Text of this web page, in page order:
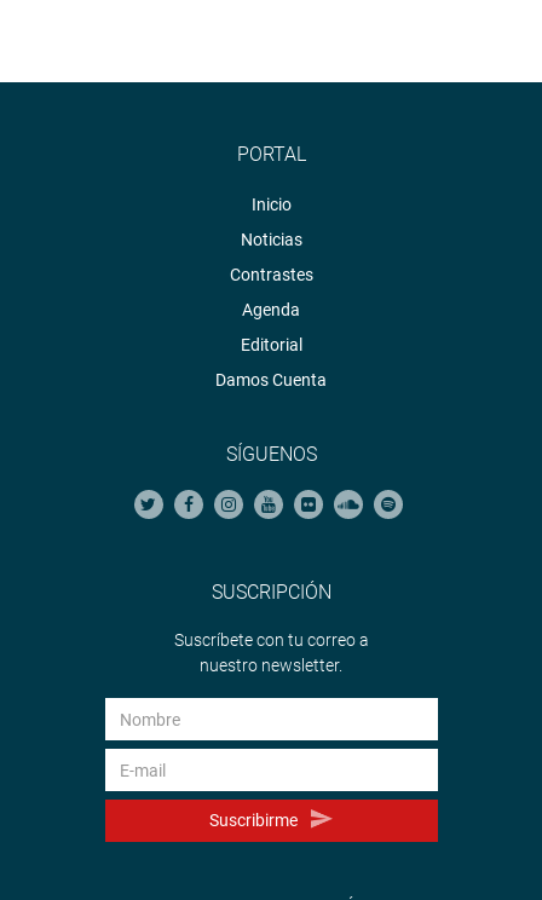
PORTAL
Inicio
Noticias
Contrastes
Agenda
Editorial
Damos Cuenta
SÍGUENOS
SUSCRIPCIÓN
Suscríbete con tu correo a
nuestro newsletter.
Suscribirme